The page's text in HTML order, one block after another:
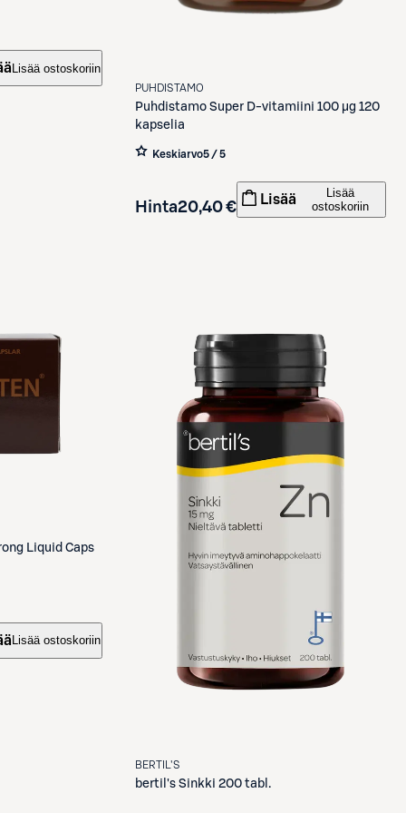
Lisää ostoskoriin
PUHDISTAMO
Puhdistamo Super D-vitamiini 100 µg 120
kapselia
Keskiarvo5 / 5
Hinta20,40 € Lisää
Lisää
ostoskoriin
Liquid Caps
Lisää ostoskoriin
BERTIL'S
bertil's Sinkki 200 tabl.